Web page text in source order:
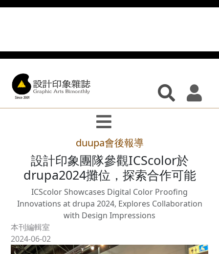
duupa會後報導
設計印象團隊參觀ICScolor於
drupa2024攤位，探索合作可能
ICScolor Showcases Digital Color Proofing
Innovations at drupa 2024, Explores Collaboration
with Design Impressions
本刊編輯室
2024-06-02